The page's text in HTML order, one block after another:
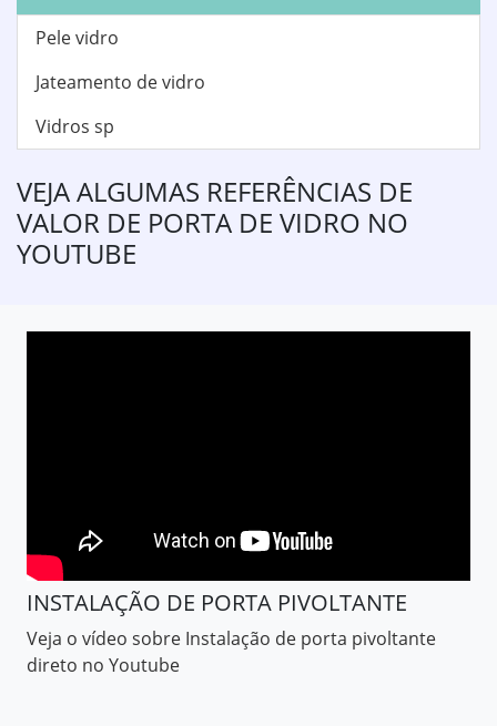
Pele vidro
Jateamento de vidro
Vidros sp
VEJA ALGUMAS REFERÊNCIAS DE
VALOR DE PORTA DE VIDRO NO
YOUTUBE
INSTALAÇÃO DE PORTA PIVOLTANTE
Veja o vídeo sobre Instalação de porta pivoltante
direto no Youtube